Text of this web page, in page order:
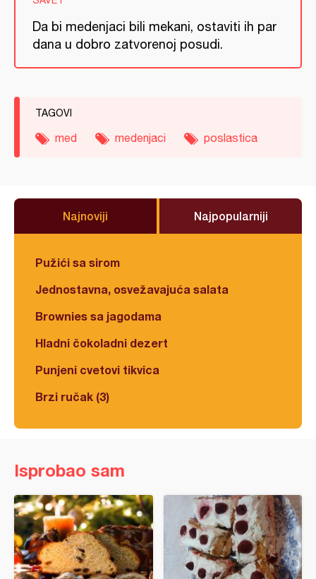
Da bi medenjaci bili mekani, ostaviti ih par
dana u dobro zatvorenoj posudi.
TAGOVI
med medenjaci poslastica
Najnoviji Najpopularniji
Pužići sa sirom
Jednostavna, osvežavajuća salata
Brownies sa jagodama
Hladni čokoladni dezert
Punjeni cvetovi tikvica
Brzi ručak (3)
Isprobao sam